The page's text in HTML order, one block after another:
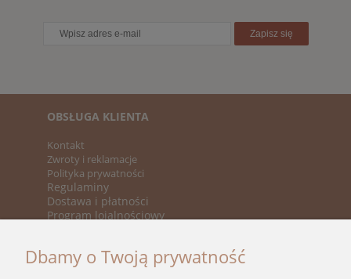
Zapisz się
OBSŁUGA KLIENTA
Kontakt
Zwroty i reklamacje
Polityka prywatności
Regulaminy
Dostawa i płatności
Program lojalnościowy
Nowości
Dbamy o Twoją prywatność